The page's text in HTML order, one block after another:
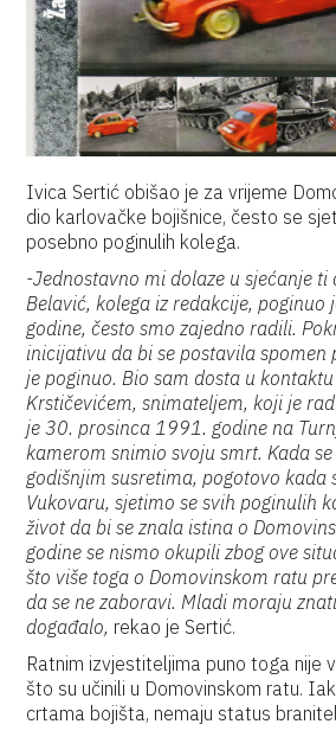
Ivica Sertić obišao je za vrijeme
dio karlovačke bojišnice, često se
posebno poginulih kolega.
-Jednostavno mi dolaze u sjećanje ti
Belavić, kolega iz redakcije, poginuo
godine, često smo zajedno radili.
inicijativu da bi se postavila spomen
je poginuo. Bio sam dosta u
Krstičevićem, snimateljem, koji je
je 30. prosinca 1991. godine na
kamerom snimio svoju smrt. Kada
godišnjim susretima, pogotovo kada
Vukovaru, sjetimo se svih poginulih
život da bi se znala istina o
godine se nismo okupili zbog ove
što više toga o Domovinskom ratu
da se ne zaboravi. Mladi moraju
događalo, rekao je Sertić.
Ratnim izvjestiteljima puno toga nije
što su učinili u Domovinskom ratu.
crtama bojišta, nemaju status